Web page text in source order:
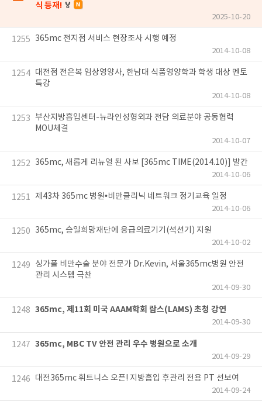
식 등재! 🏅
2025-10-20
1255 365mc 전지점 서비스 현장조사 시행 예정
2014-10-08
1254 대전점 전은복 임상영양사, 한남대 식품영양학과 학생 대상 멘토
특강
2014-10-08
1253 부산지방흡입센터-뉴라인성형외과 전담 의료분야 공동협력
MOU체결
2014-10-07
1252 365mc, 새롭게 리뉴얼 된 사보 [365mc TIME(2014.10)] 발간
2014-10-06
1251 제43차 365mc 병원•비만클리닉 네트워크 정기교육 일정
2014-10-06
1250 365mc, 승일희망재단에 응급의료기기(석션기) 지원
2014-10-02
1249
싱가폴 비만수술 분야 전문가 Dr.Kevin, 서울365mc병원 안전
관리 시스템 극찬
2014-09-30
1248 365mc, 제11회 미국 AAAM학회 람스(LAMS) 초청 강연
2014-09-30
1247 365mc, MBC TV 안전 관리 우수 병원으로 소개
2014-09-29
1246 대전365mc 휘트니스 오픈! 지방흡입 후관리 전용 PT 선보여
2014-09-24